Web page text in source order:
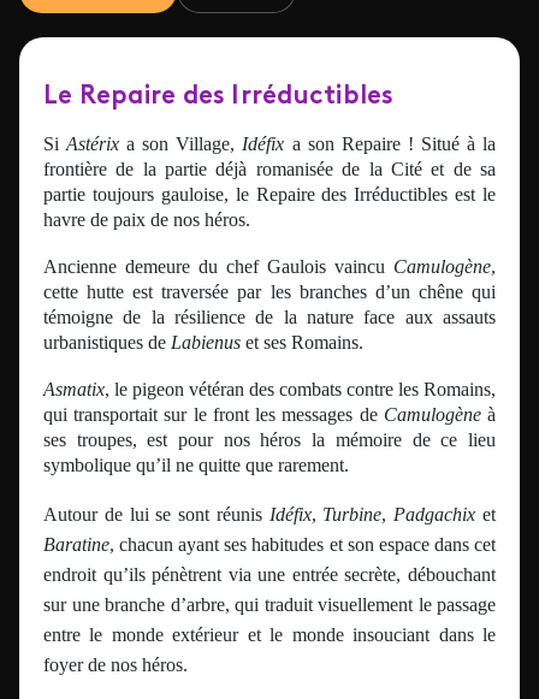
Le Repaire des Irréductibles
SiAstérix a son Village, Idéfix a son Repaire ! Situé à la
frontière de la partie déjà romanisée de la Cité et de sa
partie toujours gauloise, le Repaire des Irréductibles est le
havre de paix de nos héros.
Ancienne demeure du chef Gaulois vaincu Camulogène,
cette hutte est traversée par les branches d’un chêne qui
témoigne de la résilience de la nature face aux assauts
urbanistiques de Labienus et ses Romains.
Asmatix, le pigeon vétéran des combats contre les Romains,
qui transportait sur le front les messages de Camulogèneà
ses troupes, est pour nos héros la mémoire de ce lieu
symbolique qu’il ne quitte que rarement.
Autour de lui se sont réunisIdéfix, Turbine, Padgachix et
Baratine, chacun ayant ses habitudes et son espace dans cet
endroit qu’ils pénètrent via une entrée secrète, débouchant
sur une branche d’arbre, qui traduit visuellement le passage
entre le monde extérieur et le monde insouciant dans le
foyer de nos héros.